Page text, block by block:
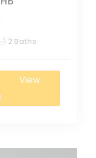
2 Baths
View